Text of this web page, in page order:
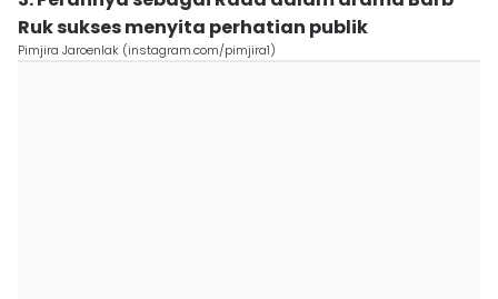
Ruk sukses menyita perhatian publik
Pimjira Jaroenlak (instagram.com/pimjira1)